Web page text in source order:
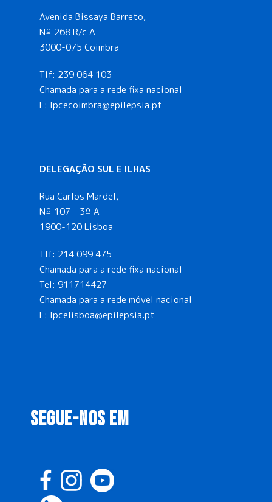
Avenida Bissaya Barreto,
Nº 268 R/c A
3000-075 Coimbra
Tlf: 239 064 103
Chamada para a rede fixa nacional
E: lpcecoimbra@epilepsia.pt
DELEGAÇÃO SUL E ILHAS
Rua Carlos Mardel,
Nº 107 – 3º A
1900-120 Lisboa
Tlf: 214 099 475
Chamada para a rede fixa nacional
Tel: 911714427
Chamada para a rede móvel nacional
E: lpcelisboa@epilepsia.pt
SEGUE-NOS EM